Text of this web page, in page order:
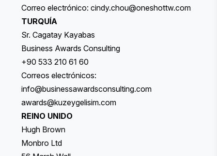
Correo electrónico: cindy.chou@oneshottw.com
TURQUÍA
Sr. Cagatay Kayabas
Business Awards Consulting
+90 533 210 61 60
Correos electrónicos:
info@businessawardsconsulting.com
awards@kuzeygelisim.com
REINO UNIDO
Hugh Brown
Monbro Ltd